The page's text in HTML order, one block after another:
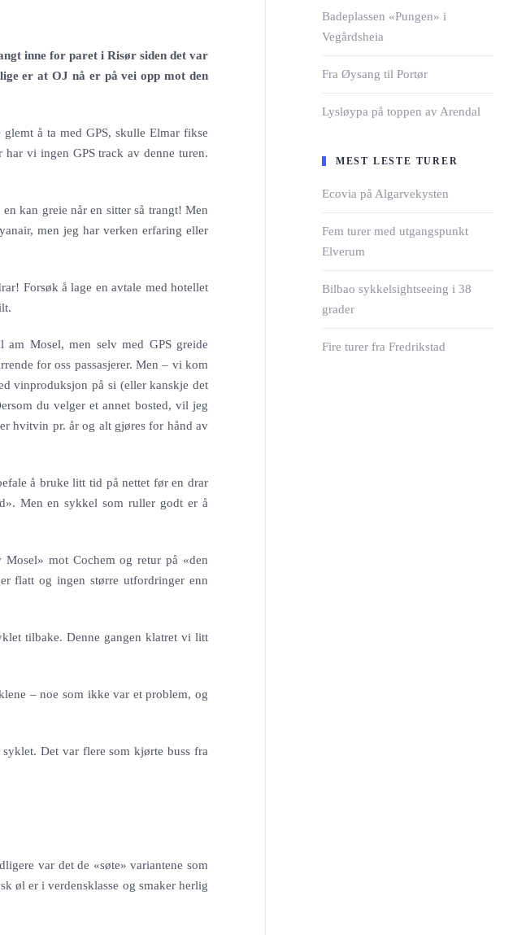
inne for paret i Risør siden det var
er at OJ nå er på vei opp mot den
å ta med GPS, skulle Elmar fikse
vi ingen GPS track av denne turen.
kan greie når en sitter så trangt! Men
men jeg har verken erfaring eller
Forsøk å lage en avtale med hotellet
Mosel, men selv med GPS greide
for oss passasjerer. Men – vi kom
vinproduksjon på si (eller kanskje det
du velger et annet bosted, vil jeg
hvitvin pr. år og alt gjøres for hånd av
å bruke litt tid på nettet før en drar
Men en sykkel som ruller godt er å
mot Cochem og retur på «den
flatt og ingen større utfordringer enn
tilbake. Denne gangen klatret vi litt
– noe som ikke var et problem, og
Det var flere som kjørte buss fra
var det de «søte» variantene som
øl er i verdensklasse og smaker herlig
Badeplassen «Pungen» i
Vegårdsheia
Fra Øysang til Portør
Lysløypa på toppen av Arendal
MEST LESTE TURER
Ecovia på Algarvekysten
Fem turer med utgangspunkt
Elverum
Bilbao sykkelsightseeing i 38
grader
Fire turer fra Fredrikstad